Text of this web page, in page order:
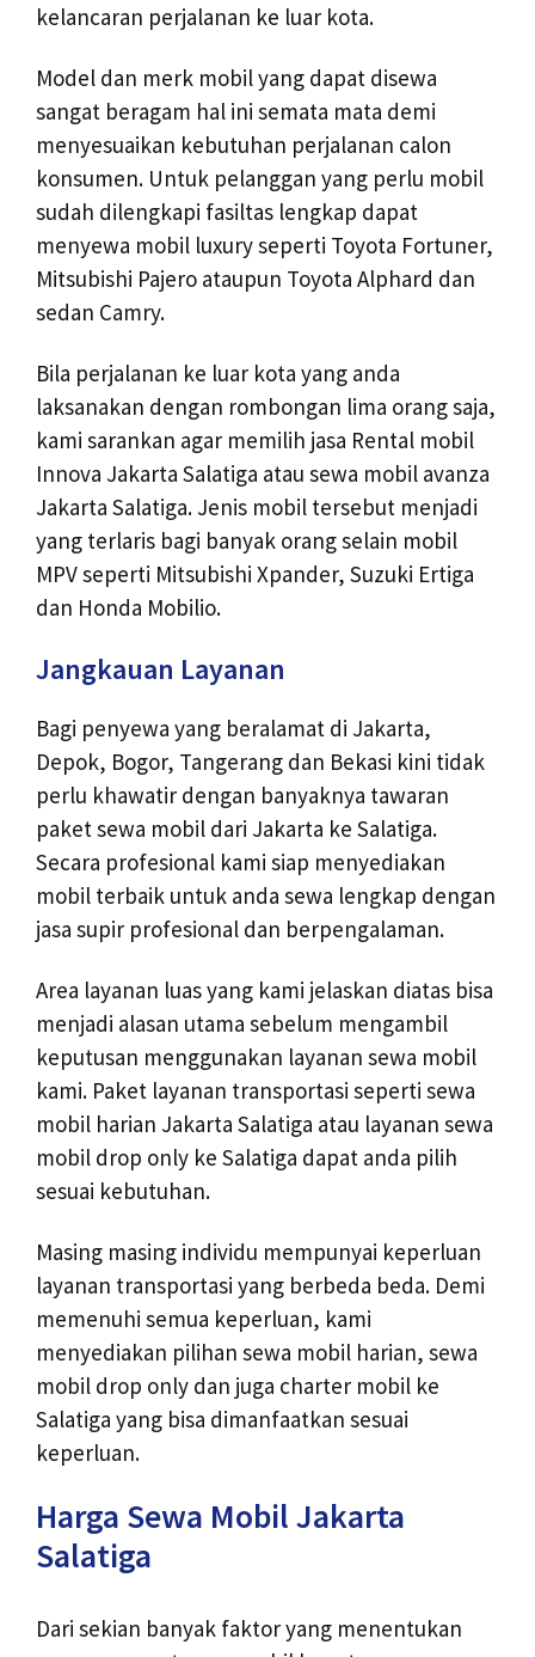
kelancaran perjalanan ke luar kota.
Model dan merk mobil yang dapat disewa
sangat beragam hal ini semata mata demi
menyesuaikan kebutuhan perjalanan calon
konsumen. Untuk pelanggan yang perlu mobil
sudah dilengkapi fasiltas lengkap dapat
menyewa mobil luxury seperti Toyota Fortuner,
Mitsubishi Pajero ataupun Toyota Alphard dan
sedan Camry.
Bila perjalanan ke luar kota yang anda
laksanakan dengan rombongan lima orang saja,
kami sarankan agar memilih jasa Rental mobil
Innova Jakarta Salatiga atau sewa mobil avanza
Jakarta Salatiga. Jenis mobil tersebut menjadi
yang terlaris bagi banyak orang selain mobil
MPV seperti Mitsubishi Xpander, Suzuki Ertiga
dan Honda Mobilio.
Jangkauan Layanan
Bagi penyewa yang beralamat di Jakarta,
Depok, Bogor, Tangerang dan Bekasi kini tidak
perlu khawatir dengan banyaknya tawaran
paket sewa mobil dari Jakarta ke Salatiga.
Secara profesional kami siap menyediakan
mobil terbaik untuk anda sewa lengkap dengan
jasa supir profesional dan berpengalaman.
Area layanan luas yang kami jelaskan diatas bisa
menjadi alasan utama sebelum mengambil
keputusan menggunakan layanan sewa mobil
kami. Paket layanan transportasi seperti sewa
mobil harian Jakarta Salatiga atau layanan sewa
mobil drop only ke Salatiga dapat anda pilih
sesuai kebutuhan.
Masing masing individu mempunyai keperluan
layanan transportasi yang berbeda beda. Demi
memenuhi semua keperluan, kami
menyediakan pilihan sewa mobil harian, sewa
mobil drop only dan juga charter mobil ke
Salatiga yang bisa dimanfaatkan sesuai
keperluan.
Harga Sewa Mobil Jakarta
Salatiga
Dari sekian banyak faktor yang menentukan